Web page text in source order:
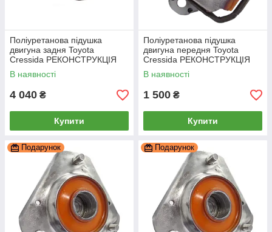
Поліуретанова підушка
двигуна задня Toyota
Cressida РЕКОНСТРУКЦІЯ
ВАШОЇ, PP-0052pb
В наявності
4 040 ₴
Купити
Поліуретанова підушка
двигуна передня Toyota
Cressida РЕКОНСТРУКЦІЯ
ВАШОЇ, PP-0560pb
В наявності
1 500 ₴
Купити
Подарунок Подарунок